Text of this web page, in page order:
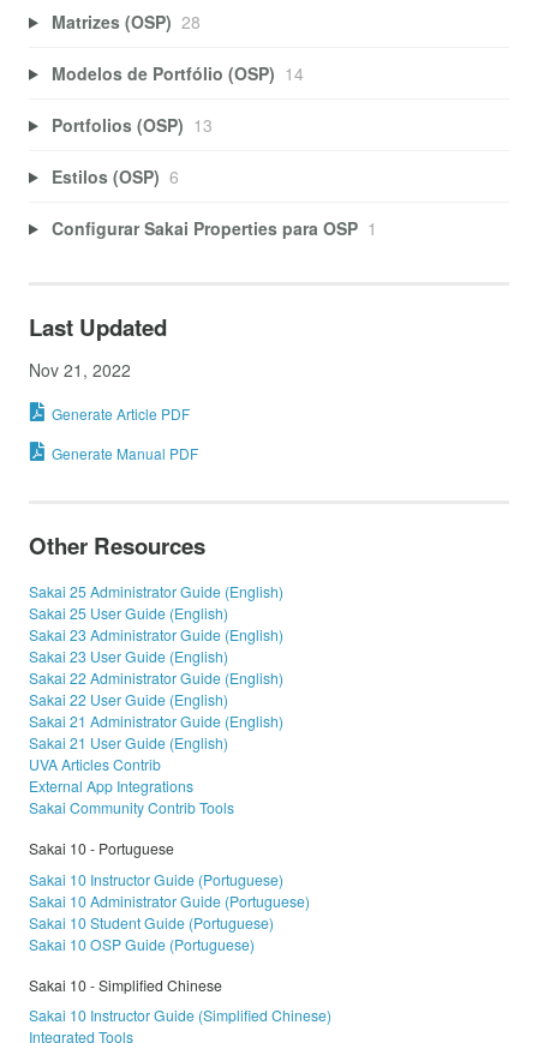
Matrizes (OSP) 28
Modelos de Portfólio (OSP) 14
Portfolios (OSP) 13
Estilos (OSP) 6
Configurar Sakai Properties para OSP 1
Last Updated
Nov 21, 2022
Generate Article PDF
Generate Manual PDF
Other Resources
Sakai 25 Administrator Guide (English)
Sakai 25 User Guide (English)
Sakai 23 Administrator Guide (English)
Sakai 23 User Guide (English)
Sakai 22 Administrator Guide (English)
Sakai 22 User Guide (English)
Sakai 21 Administrator Guide (English)
Sakai 21 User Guide (English)
UVA Articles Contrib
External App Integrations
Sakai Community Contrib Tools
Sakai 10 - Portuguese
Sakai 10 Instructor Guide (Portuguese)
Sakai 10 Administrator Guide (Portuguese)
Sakai 10 Student Guide (Portuguese)
Sakai 10 OSP Guide (Portuguese)
Sakai 10 - Simplified Chinese
Sakai 10 Instructor Guide (Simplified Chinese)
Integrated Tools